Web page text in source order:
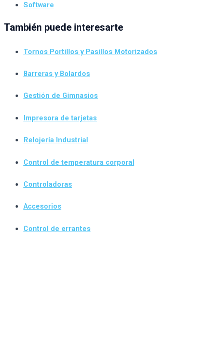
Software
También puede interesarte
Tornos Portillos y Pasillos Motorizados
Barreras y Bolardos
Gestión de Gimnasios
Impresora de tarjetas
Relojería Industrial
Control de temperatura corporal
Controladoras
Accesorios
Control de errantes